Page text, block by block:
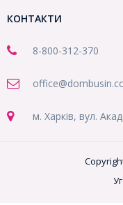
КОНТАКТИ
8-800-312-370
м. Харків, вул.